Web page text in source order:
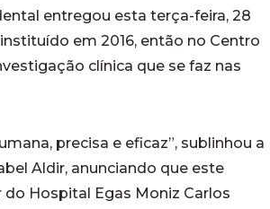
entregou esta terça-feira, 28
em 2016, então no Centro
clínica que se faz nas
precisa e eficaz”, sublinhou a
Aldir, anunciando que este
Hospital Egas Moniz Carlos